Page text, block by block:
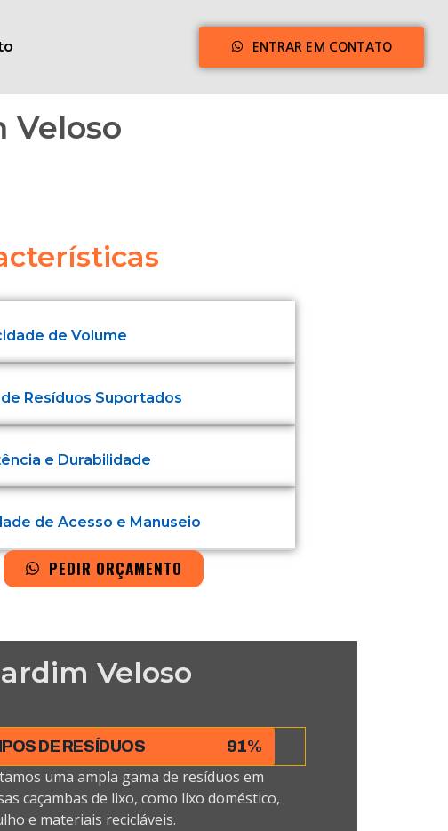
ENTRAR EM CONTATO
Veloso
de Volume
Resíduos Suportados
e Durabilidade
de Acesso e Manuseio
PEDIR ORÇAMENTO
Veloso
DE RESÍDUOS 91%
uma ampla gama de resíduos em
caçambas de lixo, como lixo doméstico,
e materiais recicláveis.